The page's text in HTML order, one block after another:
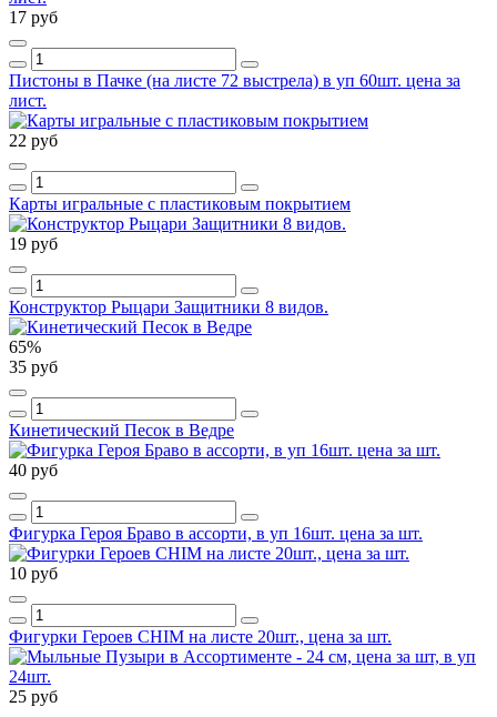
17 руб
Пистоны в Пачке (на листе 72 выстрела) в уп 60шт. цена за
лист.
22 руб
Карты игральные с пластиковым покрытием
19 руб
Конструктор Рыцари Защитники 8 видов.
65%
35 руб
Кинетический Песок в Ведре
40 руб
Фигурка Героя Браво в ассорти, в уп 16шт. цена за шт.
10 руб
Фигурки Героев CHIM на листе 20шт., цена за шт.
25 руб